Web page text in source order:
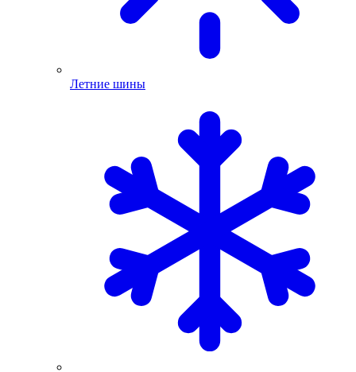
Летние шины